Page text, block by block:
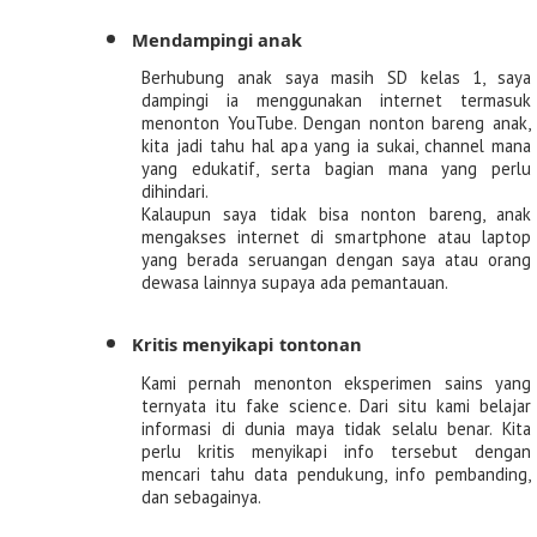
Mendampingi anak
Berhubung anak saya masih SD kelas 1, saya
dampingi ia menggunakan internet termasuk
menonton YouTube. Dengan nonton bareng anak,
kita jadi tahu hal apa yang ia sukai, channel mana
yang edukatif, serta bagian mana yang perlu
dihindari.
Kalaupun saya tidak bisa nonton bareng, anak
mengakses internet di smartphone atau laptop
yang berada seruangan dengan saya atau orang
dewasa lainnya supaya ada pemantauan.
Kritis menyikapi tontonan
Kami pernah menonton eksperimen sains yang
ternyata itu fake science. Dari situ kami belajar
informasi di dunia maya tidak selalu benar. Kita
perlu kritis menyikapi info tersebut dengan
mencari tahu data pendukung, info pembanding,
dan sebagainya.